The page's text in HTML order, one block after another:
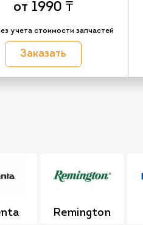
от 1990 ₸
учета стоимости запчастей
Заказать
Remington